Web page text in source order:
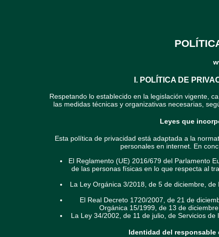
I. POLÍTICA DE
Respetando lo establecido en la legislación vigente,
las medidas técnicas y organizativas necesarias,
Leyes que
Esta política de privacidad está adaptada a la
personales en internet. En
El Reglamento (UE) 2016/679 del Parlamento
de las personas físicas en lo que respecta al
La Ley Orgánica 3/2018, de 5 de diciembre,
El Real Decreto 1720/2007, de 21 de
Orgánica 15/1999, de 13 de
La Ley 34/2002, de 11 de julio, de Servicios
Identidad del